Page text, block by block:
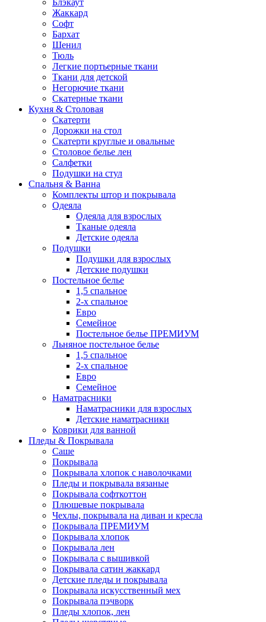
Блэкаут
Жаккард
Софт
Бархат
Шенил
Тюль
Легкие портьерные ткани
Ткани для детской
Негорючие ткани
Скатерные ткани
Кухня & Столовая
Скатерти
Дорожки на стол
Скатерти круглые и овальные
Столовое белье лен
Салфетки
Подушки на стул
Спальня & Ванна
Комплекты штор и покрывала
Одеяла
Одеяла для взрослых
Тканые одеяла
Детские одеяла
Подушки
Подушки для взрослых
Детские подушки
Постельное белье
1,5 спальное
2-х спальное
Евро
Семейное
Постельное белье ПРЕМИУМ
Льняное постельное белье
1,5 спальное
2-х спальное
Евро
Семейное
Наматрасники
Наматрасники для взрослых
Детские наматрасники
Коврики для ванной
Пледы & Покрывала
Саше
Покрывала
Покрывала хлопок с наволочками
Пледы и покрывала вязаные
Покрывала софткоттон
Плюшевые покрывала
Чехлы, покрывала на диван и кресла
Покрывала ПРЕМИУМ
Покрывала хлопок
Покрывала лен
Покрывала с вышивкой
Покрывала сатин жаккард
Детские пледы и покрывала
Покрывала искусственный мех
Покрывала пэчворк
Пледы хлопок, лен